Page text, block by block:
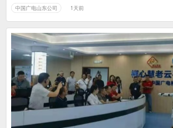
中国广电山东公司 1天前